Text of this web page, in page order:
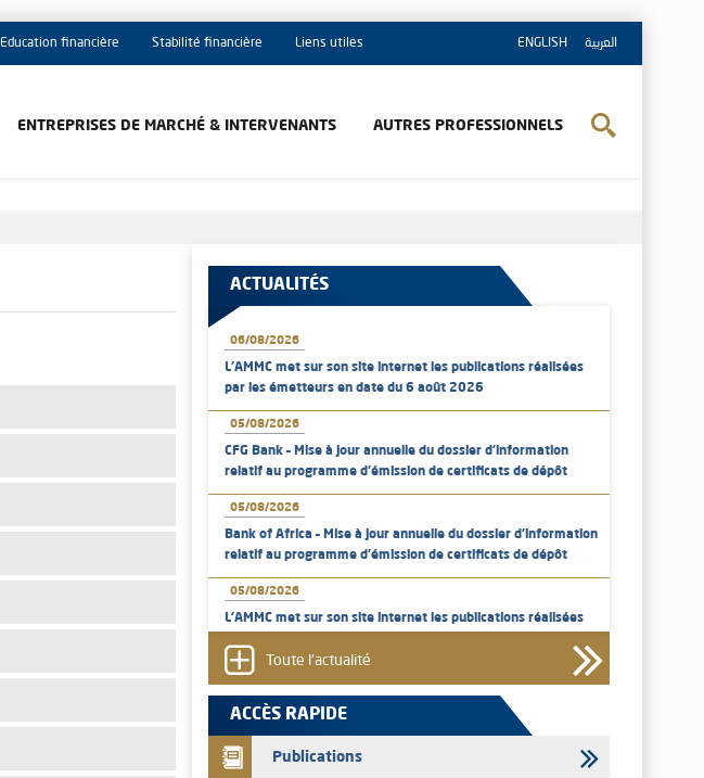
ENGLISH العربية Education financière Stabilité financière Liens utiles
ENTREPRISES DE MARCHÉ & INTERVENANTS AUTRES PROFESSIONNELS
ACTUALITÉS
06/08/2026
L’AMMC met sur son site internet les publications réalisées
par les émetteurs en date du 6 août 2026
05/08/2026
CFG Bank – Mise à jour annuelle du dossier d’information
relatif au programme d'émission de certificats de dépôt
05/08/2026
Bank of Africa – Mise à jour annuelle du dossier d’information
relatif au programme d'émission de certificats de dépôt
05/08/2026
L’AMMC met sur son site internet les publications réalisées
04/08/2026
L’AMMC met sur son site internet les publications réalisées
par les émetteurs en date du 4 août 2026
03/08/2026
Toute l'actualité
ACCÈS RAPIDE
Publications